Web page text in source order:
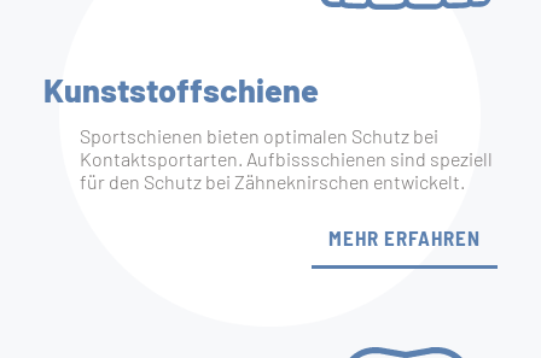
Kunststoff­schiene
Sportschienen bieten optimalen Schutz bei
Kontaktsportarten. Aufbissschienen sind speziell
für den Schutz bei Zähneknirschen entwickelt.
MEHR ERFAHREN